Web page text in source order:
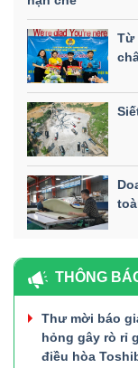
Từ
THÔNG
Thư mời báo
hỏng gây rò rỉ
điều hòa